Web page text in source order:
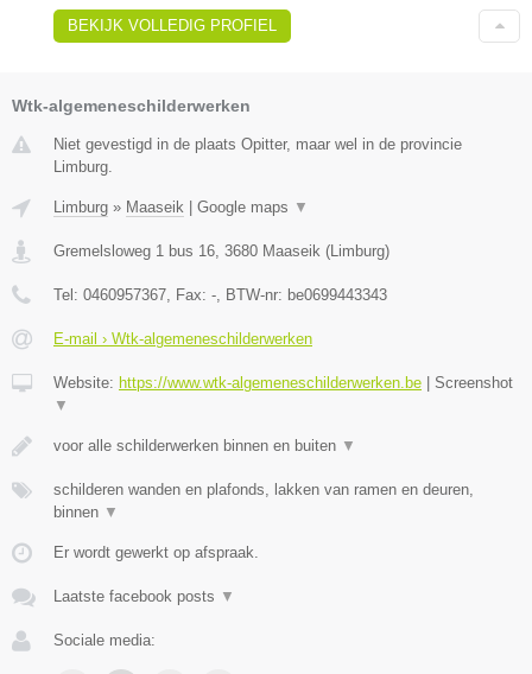
BEKIJK VOLLEDIG PROFIEL
Wtk-algemeneschilderwerken
Niet gevestigd in de plaats Opitter, maar wel in de provincie
Limburg.
Limburg » Maaseik | Google maps ▼
Gremelsloweg 1 bus 16 3680 Maaseik (Limburg)
Tel: 0460957367 , Fax: - , BTW-nr: be0699443343
E-mail › Wtk-algemeneschilderwerken
Website: https://www.wtk-algemeneschilderwerken.be | Screenshot
▼
voor alle schilderwerken binnen en buiten ▼
schilderen wanden en plafonds, lakken van ramen en deuren,
binnen ▼
Er wordt gewerkt op afspraak.
Laatste facebook posts ▼
Sociale media: